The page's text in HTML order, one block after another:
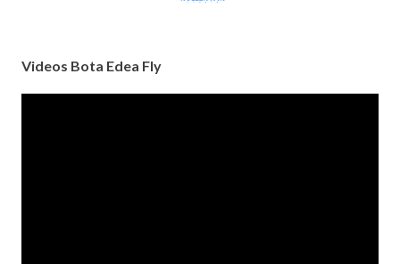
Videos Bota Edea Fly